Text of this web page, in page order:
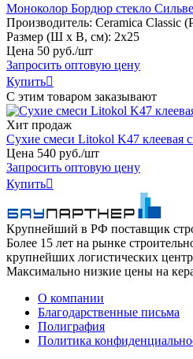
Моноколор Бордюр стекло
Производитель: Ceramica Classic
Размер (Ш х В, см): 2х25
Цена 50 руб./шт
Запросить оптовую цену
Купить
С этим товаром заказывают
Хит продаж
Сухие смеси Litokol K47 клеевая
Цена 540 руб./шт
Запросить оптовую цену
Купить
Крупнейший в РФ поставщик
Более 15 лет на рынке
крупнейших логистических
Максимально низкие цены на
О компании
Благодарственные письма
Полиграфия
Политика